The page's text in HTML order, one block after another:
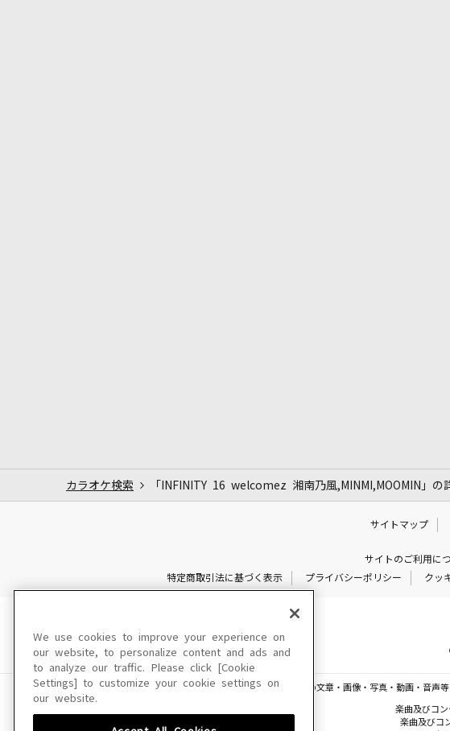
カラオケ検索 「INFINITY 16 welcomez 湘南乃風,MINMI,MOOMIN」の
サイトマップ
サイトのご利用に
特定商取引法に基づく表示
プライバシーポリシー クッ
このサイトに掲載されている一切の文章・画像・写真・動画・音声
楽曲及びコン
楽曲及びコ
We use cookies to improve your experience on
our website, to personalize content and ads and
to analyze our traffic. Please click [Cookie
Settings] to customize your cookie settings on
our website.